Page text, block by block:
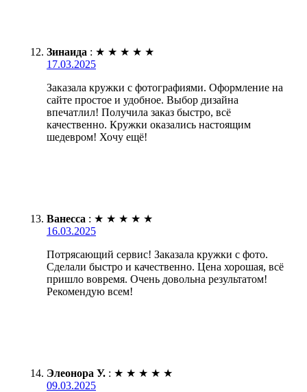
Зинаида : ★ ★ ★ ★ ★
17.03.2025
Заказала кружки с фотографиями. Оформление на
сайте простое и удобное. Выбор дизайна
впечатлил! Получила заказ быстро, всё
качественно. Кружки оказались настоящим
шедевром! Хочу ещё!
Ванесса : ★ ★ ★ ★ ★
16.03.2025
Потрясающий сервис! Заказала кружки с фото.
Сделали быстро и качественно. Цена хорошая, всё
пришло вовремя. Очень довольна результатом!
Рекомендую всем!
Элеонора У. : ★ ★ ★ ★ ★
09.03.2025